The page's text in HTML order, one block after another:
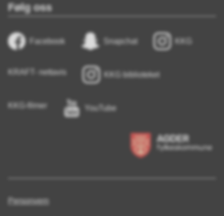
Følg oss
Facebook Snapchat
KRAFT- nettavis KKG biblioteket
KKG-filmer YouTube
Personvern